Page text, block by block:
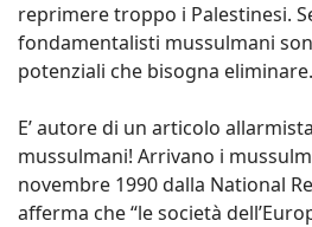
reprimere troppo i Palestinesi.
fondamentalisti mussulmani
potenziali che bisogna eliminare.
E’ autore di un articolo
mussulmani! Arrivano i
novembre 1990 dalla National
afferma che “le società